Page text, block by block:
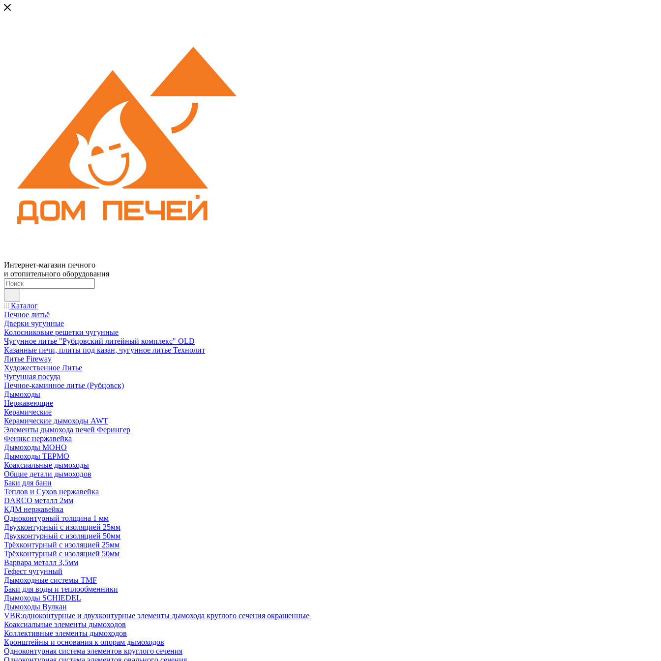
Интернет-магазин печного
и отопительного оборудования
Каталог
Печное литьё
Дверки чугунные
Колосниковые решетки чугунные
Чугунное литье "Рубцовский литейный комплекс" OLD
Казанные печи, плиты под казан, чугунное литье Технолит
Литье Fireway
Художественное Литье
Чугунная посуда
Печное-каминное литье (Рубцовск)
Дымоходы
Нержавеющие
Керамические
Керамические дымоходы AWT
Элементы дымохода печей Ферингер
Феникс нержавейка
Дымоходы МОНО
Дымоходы ТЕРМО
Коаксиальные дымоходы
Общие детали дымоходов
Баки для бани
Теплов и Сухов нержавейка
DARCO металл 2мм
КДМ нержавейка
Одноконтурный толщина 1 мм
Двухконтурный с изоляцией 25мм
Двухконтурный с изоляцией 50мм
Трёхконтурный с изоляцией 25мм
Трёхконтурный с изоляцией 50мм
Варвара металл 3,5мм
Гефест чугунный
Дымоходные системы TMF
Баки для воды и теплообменники
Дымоходы SCHIEDEL
Дымоходы Вулкан
VBR:одноконтурные и двухконтурные элементы дымохода круглого сечения окрашенные
Коаксиальные элементы дымоходов
Коллективные элементы дымоходов
Кронштейны и основания к опорам дымоходов
Одноконтурная система элементов круглого сечения